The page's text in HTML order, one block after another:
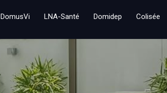
DomusVi LNA-Santé Domidep Colisée